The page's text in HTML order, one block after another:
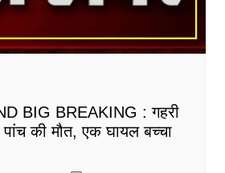
BIG BREAKING : गहरी
पांच की मौत, एक घायल बच्चा